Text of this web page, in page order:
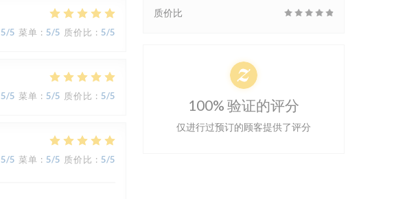
5/5 菜单 : 5/5 质价比 : 5/5
5/5 菜单 : 5/5 质价比 : 5/5
5/5 菜单 : 5/5 质价比 : 5/5
质价比
100% 验证的评分
仅进行过预订的顾客提供了评分